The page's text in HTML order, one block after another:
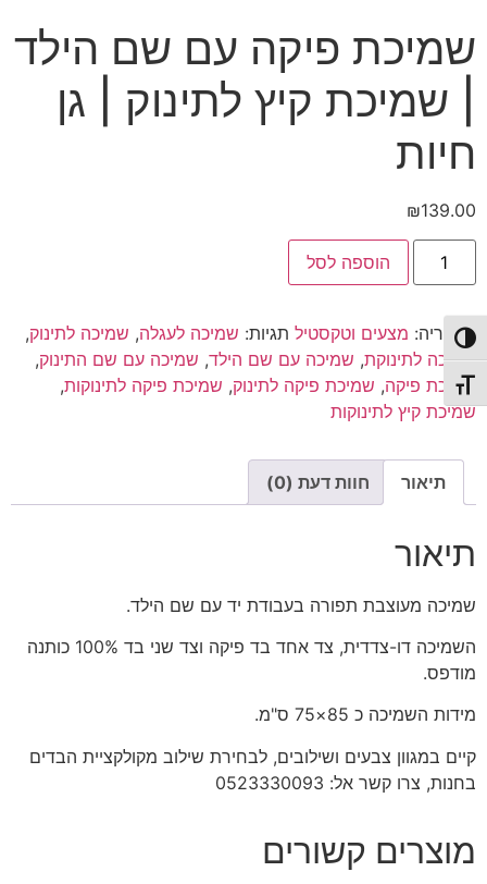
הפעל/כבה ניגודיות גבוהה
מתג גודל גופן
שמיכת פיקה עם שם הילד
| שמיכת קיץ לתינוק | גן
חיות
₪139.00
כמות
שמיכת
עם
שם
הילד
שמיכת
קיץ
לתינוק
הוספה לסל
קטגוריה: מצעים וטקסטיל תגיות: שמיכה לעגלה, שמיכה לתינוק,
שמיכה לתינוקת, שמיכה עם שם הילד, שמיכה עם שם התינוק,
שמיכת פיקה, שמיכת פיקה לתינוק, שמיכת פיקה לתינוקות,
שמיכת קיץ לתינוקות
תיאור חוות דעת (0)
תיאור
שמיכה מעוצבת תפורה בעבודת יד עם שם הילד.
השמיכה דו-צדדית, צד אחד בד פיקה וצד שני בד 100% כותנה
מודפס.
מידות השמיכה כ 85×75 ס"מ.
קיים במגוון צבעים ושילובים, לבחירת שילוב מקולקציית הבדים
בחנות, צרו קשר אל: 0523330093
מוצרים קשורים